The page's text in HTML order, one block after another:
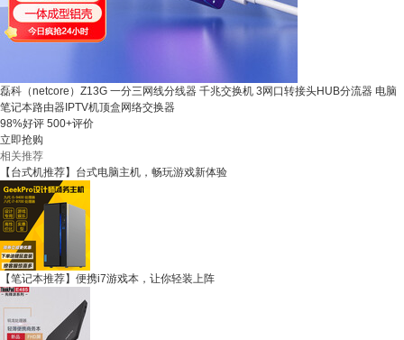
磊科（netcore）Z13G 一分三网线分线器 千兆交换机 3网口转接头HUB分流器 电脑
笔记本路由器IPTV机顶盒网络交换器
98%好评 500+评价
立即抢购
相关推荐
【台式机推荐】台式电脑主机，畅玩游戏新体验
【笔记本推荐】便携i7游戏本，让你轻装上阵